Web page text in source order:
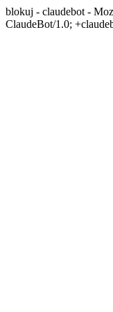
blokuj - claudebot -
ClaudeBot/1.0;